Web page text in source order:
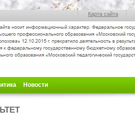
Карта сайта
Новости